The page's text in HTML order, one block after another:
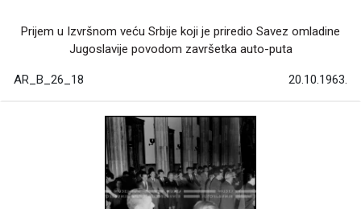
Prijem u Izvršnom veću Srbije koji je priredio Savez omladine
Jugoslavije povodom završetka auto-puta
AR_B_26_18 20.10.1963.